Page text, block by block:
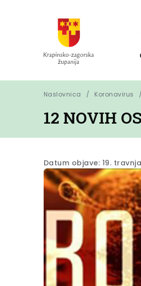
Naslovnica Koronavirus
12 NOVIH
Datum objave: 19.